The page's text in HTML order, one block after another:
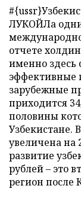
ЛУКОЙЛа
отчете
именно здесь
эффективные
зарубежные
приходится
половины
Узбекистане.
увеличена на
развитие
рублей – это
регион после